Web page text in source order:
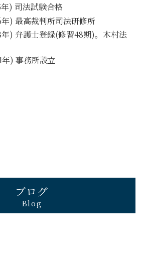
年) 司法試験合格
年) 最高裁判所司法研修所
年) 弁護士登録(修習48期)。木村法
) 事務所設立
ブログ
Blog